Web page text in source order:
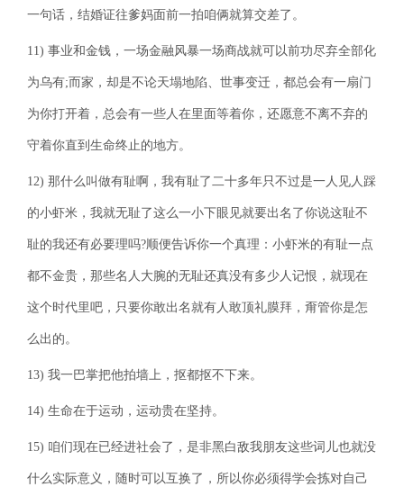
一句话，结婚证往爹妈面前一拍咱俩就算交差了。
11) 事业和金钱，一场金融风暴一场商战就可以前功尽弃全部化
为乌有;而家，却是不论天塌地陷、世事变迁，都总会有一扇门
为你打开着，总会有一些人在里面等着你，还愿意不离不弃的
守着你直到生命终止的地方。
12) 那什么叫做有耻啊，我有耻了二十多年只不过是一人见人踩
的小虾米，我就无耻了这么一小下眼见就要出名了你说这耻不
耻的我还有必要理吗?顺便告诉你一个真理：小虾米的有耻一点
都不金贵，那些名人大腕的无耻还真没有多少人记恨，就现在
这个时代里吧，只要你敢出名就有人敢顶礼膜拜，甭管你是怎
么出的。
13) 我一巴掌把他拍墙上，抠都抠不下来。
14) 生命在于运动，运动贵在坚持。
15) 咱们现在已经进社会了，是非黑白敌我朋友这些词儿也就没
什么实际意义，随时可以互换了，所以你必须得学会拣对自己